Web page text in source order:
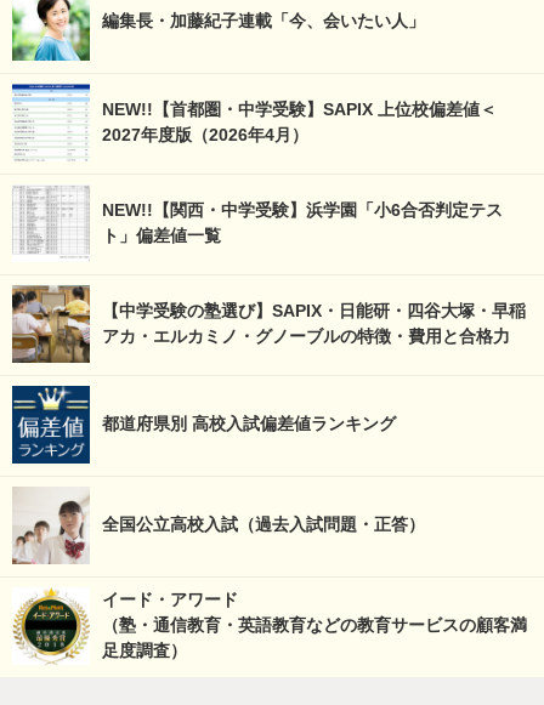
編集長・加藤紀子連載「今、会いたい人」
NEW!!【首都圏・中学受験】SAPIX 上位校偏差値＜
2027年度版（2026年4月）
NEW!!【関西・中学受験】浜学園「小6合否判定テス
ト」偏差値一覧
【中学受験の塾選び】SAPIX・日能研・四谷大塚・早稲
アカ・エルカミノ・グノーブルの特徴・費用と合格力
都道府県別 高校入試偏差値ランキング
全国公立高校入試（過去入試問題・正答）
イード・アワード
（塾・通信教育・英語教育などの教育サービスの顧客満
足度調査）